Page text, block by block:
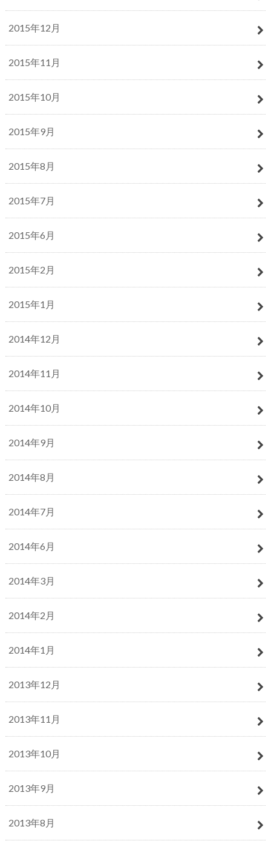
2015年12月
2015年11月
2015年10月
2015年9月
2015年8月
2015年7月
2015年6月
2015年2月
2015年1月
2014年12月
2014年11月
2014年10月
2014年9月
2014年8月
2014年7月
2014年6月
2014年3月
2014年2月
2014年1月
2013年12月
2013年11月
2013年10月
2013年9月
2013年8月